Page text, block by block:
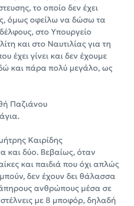
το οποίο δεν έχει
όμως οφείλω να δώσω τα
στο Υπουργείο
και στο Ναυτιλίας για τη
έχει γίνει και δεν έχουμε
και πάρα πολύ μεγάλο, ως
Παζιάνου
Καιρίδης
και δύο. Βεβαίως, όταν
και παιδιά που όχι απλώς
δεν έχουν δει θάλασσα
ανθρώπους μέσα σε
με 8 μποφόρ, δηλαδή